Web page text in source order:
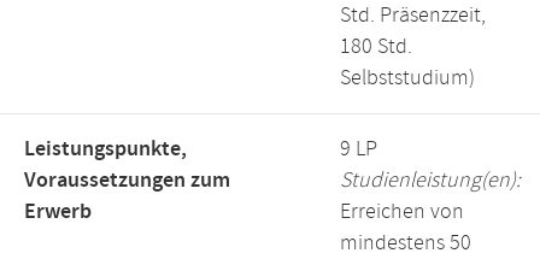
Std. Präsenzzeit,
180 Std.
Selbststudium)
Leistungspunkte,
Voraussetzungen zum
Erwerb
9 LP
Studienleistung(en):
Erreichen von
mindestens 50